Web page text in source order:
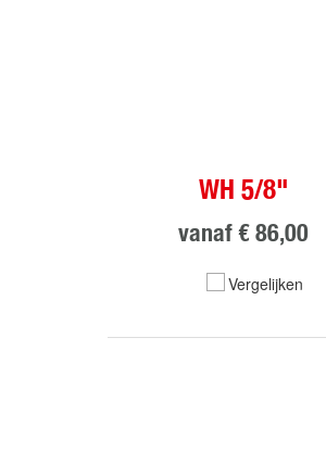
WH 5/8"
vanaf € 86,00
Vergelijken